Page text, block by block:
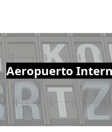
Aeropuerto